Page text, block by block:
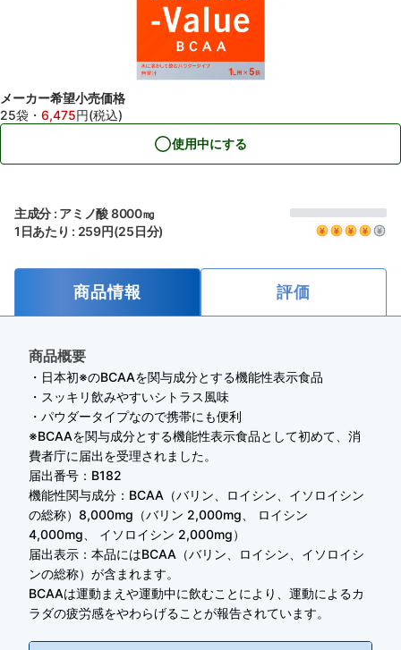
メーカー希望小売価格
25袋 ・ 6,475円(税込)
使用中にする
主成分 : アミノ酸 8000㎎
1日あたり : 259円(25日分)
商品情報 評価
商品概要
・日本初※のBCAAを関与成分とする機能性表示食品
・スッキリ飲みやすいシトラス風味
・パウダータイプなので携帯にも便利
※BCAAを関与成分とする機能性表示食品として初めて、消
費者庁に届出を受理されました。
届出番号：B182
機能性関与成分：BCAA（バリン、ロイシン、イソロイシン
の総称）8,000mg（バリン 2,000mg、 ロイシン
4,000mg、 イソロイシン 2,000mg）
届出表示：本品にはBCAA（バリン、ロイシン、イソロイシ
ンの総称）が含まれます。
BCAAは運動まえや運動中に飲むことにより、運動によるカ
ラダの疲労感をやわらげることが報告されています。